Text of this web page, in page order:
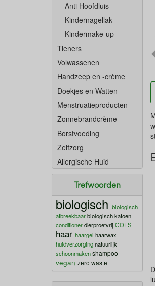
Anti Hoofdluis
Kindernagellak
Kindermake-up
Tieners
Volwassenen
Handzeep en -crème
Doekjes en Watten
Menstruatieproducten
Zonnebrandcrème
Borstvoeding
Zelfzorg
Allergische Huid
Trefwoorden
biologisch biologisch
afbreekbaarbiologisch katoen
conditionerdierproefvrijGOTS
haar haargel haarwax
huidverzorgingnatuurlijk
schoonmakenshampoo
vegan zero waste